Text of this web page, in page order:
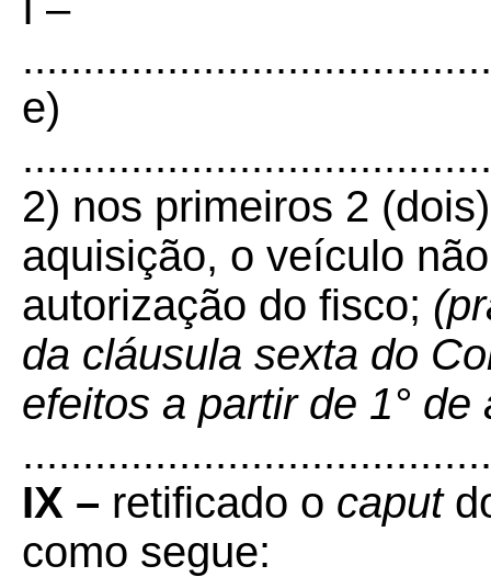
e)
2) nos primeiros 2
aquisição, o veículo
autorização do fisco;
da cláusula sexta do
efeitos a partir de 1° de
IX – retificado o caput
como segue: